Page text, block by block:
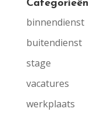
Categorieën
binnendienst
buitendienst
stage
vacatures
werkplaats